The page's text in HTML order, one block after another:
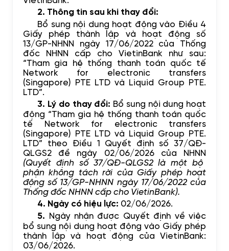
2. Thông tin sau khi thay đổi:
Bổ sung nội dung hoạt động vào Điều 4
Giấy phép thành lập và hoạt động số
13/GP-NHNN ngày 17/06/2022 của Thống
đốc NHNN cấp cho VietinBank như sau:
“Tham gia hệ thống thanh toán quốc tế
Network for electronic transfers
(Singapore) PTE LTD và Liquid Group PTE.
LTD”.
3. Lý do thay đổi: Bổ sung nội dung hoạt
động “Tham gia hệ thống thanh toán quốc
tế Network for electronic transfers
(Singapore) PTE LTD và Liquid Group PTE.
LTD” theo Điều 1 Quyết định số 37/QĐ-
QLGS2 đề ngày 02/06/2026 của NHNN
(Quyết định số 37/QĐ-QLGS2 là một bộ
phận không tách rời của Giấy phép hoạt
động số 13/GP-NHNN ngày 17/06/2022 của
Thống đốc NHNN cấp cho VietinBank).
4. Ngày có hiệu lực: 02/06/2026.
5. Ngày nhận được Quyết định về việc
bổ sung nội dung hoạt động vào Giấy phép
thành lập và hoạt động của VietinBank:
03/06/2026.